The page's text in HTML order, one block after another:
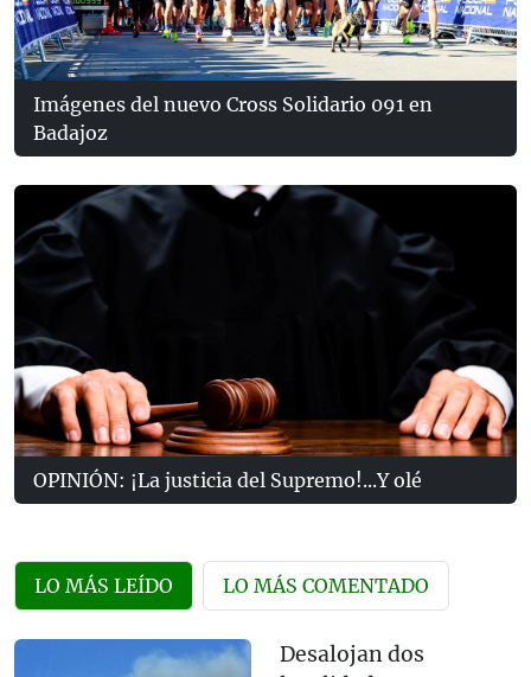
Imágenes del nuevo Cross Solidario 091 en
Badajoz
OPINIÓN: ¡La justicia del Supremo!...Y olé
LO MÁS LEÍDO LO MÁS COMENTADO
Desalojan dos